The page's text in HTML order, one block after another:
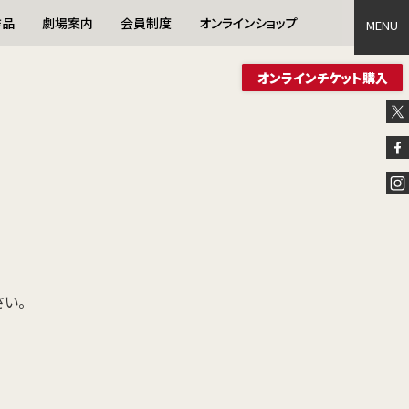
劇場案内 会員制度 オンラインショップ MENU
MENU
オンラインチケット購入
。